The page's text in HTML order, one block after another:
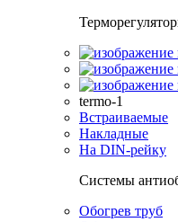
termo-1
Встраиваемые
Накладные
На DIN-рейку
Системы
Обогрев труб